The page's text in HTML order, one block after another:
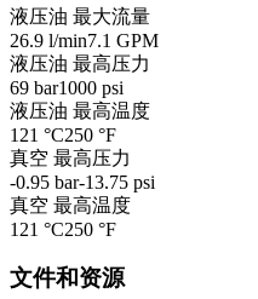
液压油 最大流量
26.9 l/min7.1 GPM
液压油 最高压力
69 bar1000 psi
液压油 最高温度
121 °C250 °F
真空 最高压力
-0.95 bar-13.75 psi
真空 最高温度
121 °C250 °F
文件和资源